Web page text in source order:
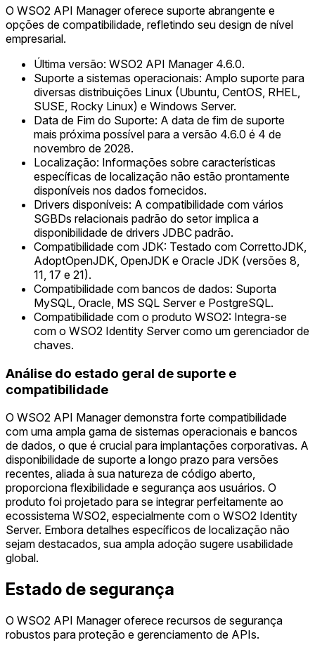
O WSO2 API Manager oferece suporte abrangente e
opções de compatibilidade, refletindo seu design de nível
empresarial.
Última versão: WSO2 API Manager 4.6.0.
Suporte a sistemas operacionais: Amplo suporte para
diversas distribuições Linux (Ubuntu, CentOS, RHEL,
SUSE, Rocky Linux) e Windows Server.
Data de Fim do Suporte: A data de fim de suporte
mais próxima possível para a versão 4.6.0 é 4 de
novembro de 2028.
Localização: Informações sobre características
específicas de localização não estão prontamente
disponíveis nos dados fornecidos.
Drivers disponíveis: A compatibilidade com vários
SGBDs relacionais padrão do setor implica a
disponibilidade de drivers JDBC padrão.
Compatibilidade com JDK: Testado com CorrettoJDK,
AdoptOpenJDK, OpenJDK e Oracle JDK (versões 8,
11, 17 e 21).
Compatibilidade com bancos de dados: Suporta
MySQL, Oracle, MS SQL Server e PostgreSQL.
Compatibilidade com o produto WSO2: Integra-se
com o WSO2 Identity Server como um gerenciador de
chaves.
Análise do estado geral de suporte e
compatibilidade
O WSO2 API Manager demonstra forte compatibilidade
com uma ampla gama de sistemas operacionais e bancos
de dados, o que é crucial para implantações corporativas. A
disponibilidade de suporte a longo prazo para versões
recentes, aliada à sua natureza de código aberto,
proporciona flexibilidade e segurança aos usuários. O
produto foi projetado para se integrar perfeitamente ao
ecossistema WSO2, especialmente com o WSO2 Identity
Server. Embora detalhes específicos de localização não
sejam destacados, sua ampla adoção sugere usabilidade
global.
Estado de segurança
O WSO2 API Manager oferece recursos de segurança
robustos para proteção e gerenciamento de APIs.